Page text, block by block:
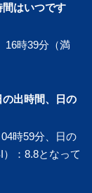
はいつです
16時39分（満
出時間、日の
時59分、日の
：8.8となって